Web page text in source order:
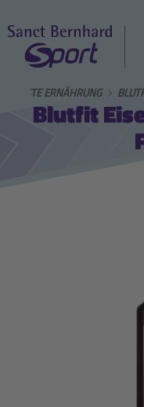
ERNÄHRUNG
Blutfit